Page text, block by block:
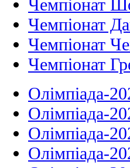
Чемпіонат
Чемпіонат
Чемпіонат
Чемпіонат
Олімпіада-
Олімпіада-
Олімпіада-
Олімпіада-